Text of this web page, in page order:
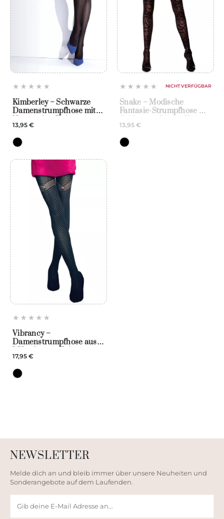
Kimberley – Schwarze
Damenstrumpfhose mit
13,95 €
NICHT VERFÜGBAR
Snake – Modische
Fantasie-Strumpfhose mit
13,95 €
Vibrancy –
Damenstrumpfhose aus
17,95 €
NEWSLETTER
Melde dich an und bleib immer über unsere Neuheiten und
Sonderangebote auf dem Laufenden.